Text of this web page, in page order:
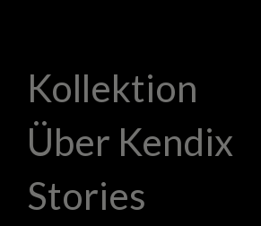
Kollektion
Über Kendix
Stories